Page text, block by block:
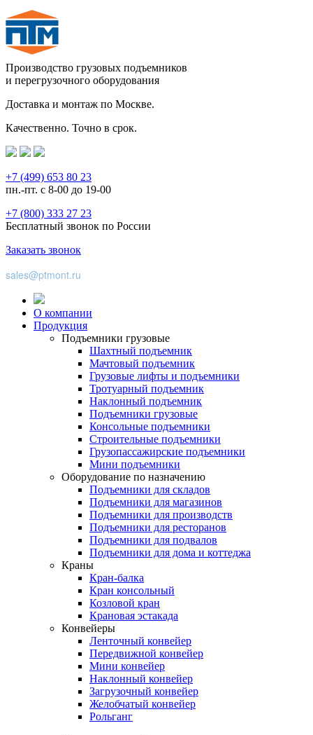
Производство грузовых подъемников
и перегрузочного оборудования
Доставка и монтаж по Москве.
Качественно. Точно в срок.
+7 (499) 653 80 23
пн.-пт. с 8-00 до 19-00
+7 (800) 333 27 23
Бесплатный звонок по России
Заказать звонок
sales@ptmont.ru
О компании
Продукция
Подъемники грузовые
Шахтный подъемник
Мачтовый подъемник
Грузовые лифты и подъемники
Тротуарный подъемник
Наклонный подъемник
Подъемники грузовые
Консольные подъемники
Строительные подъемники
Грузопассажирские подъемники
Мини подъемники
Оборудование по назначению
Подъемники для складов
Подъемники для магазинов
Подъемники для производств
Подъемники для ресторанов
Подъемники для подвалов
Подъемники для дома и коттеджа
Краны
Кран-балка
Кран консольный
Козловой кран
Крановая эстакада
Конвейеры
Ленточный конвейер
Передвижной конвейер
Мини конвейер
Наклонный конвейер
Загрузочный конвейер
Желобчатый конвейер
Рольганг